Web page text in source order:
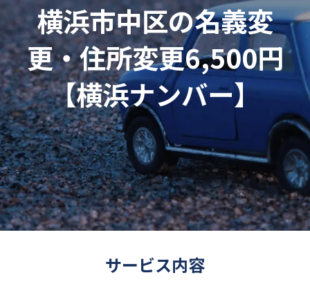
横浜市中区の名義変
更・住所変更6,500円
【横浜ナンバー】
サービス内容